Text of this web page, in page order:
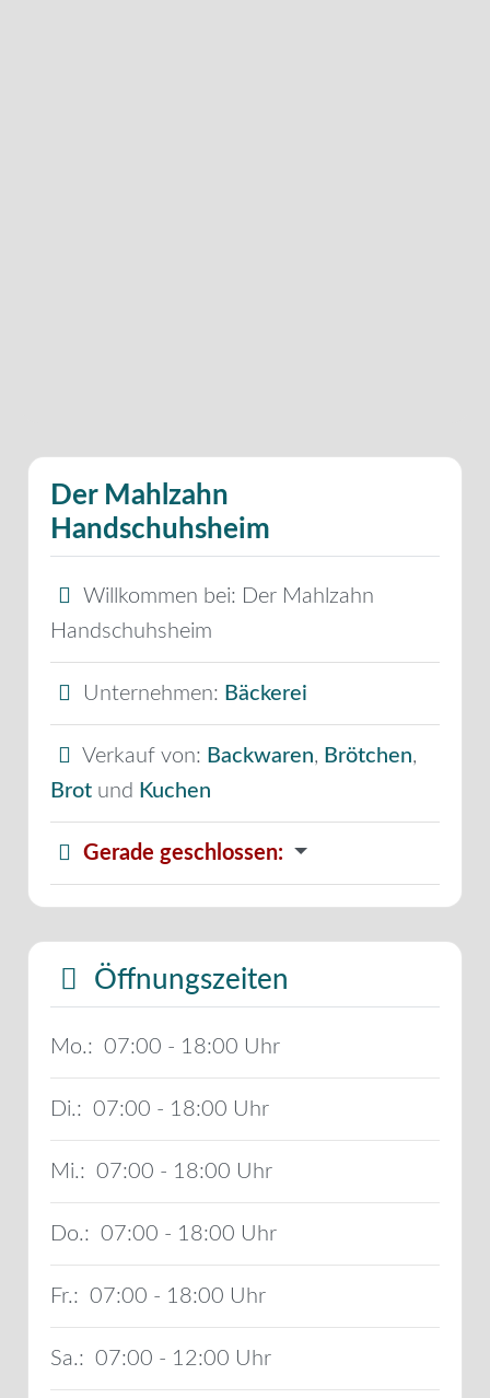
Der Mahlzahn
Handschuhsheim
Willkommen bei: Der Mahlzahn
Handschuhsheim
Unternehmen: Bäckerei
Verkauf von: Backwaren, Brötchen,
Brot und Kuchen
Gerade geschlossen:
Öffnungszeiten
Mo.: 07:00 - 18:00
Di.: 07:00 - 18:00
Mi.: 07:00 - 18:00
Do.: 07:00 - 18:00
Fr.: 07:00 - 18:00
Sa.: 07:00 - 12:00